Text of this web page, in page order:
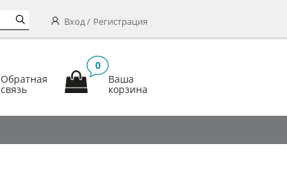
Вход Регистрация
0
Ваша
корзина
Обратная
связь